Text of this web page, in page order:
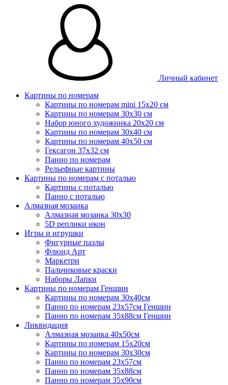
Личный кабинет
Картины по номерам
Картины по номерам mini 15х20 см
Картины по номерам 30x30 см
Набор юного художника 20х20 см
Картины по номерам 30х40 см
Картины по номерам 40х50 см
Гексагон 37х32 см
Панно по номерам
Рельефные картины
Картины по номерам с поталью
Картины с поталью
Панно с поталью
Алмазная мозаика
Алмазная мозаика 30х30
5D реплики икон
Игры и игрушки
Фигурные пазлы
Флюид Арт
Маркетри
Пальчиковые краски
Наборы Лапки
Картины по номерам Геншин
Картины по номерам 30х40см
Панно по номерам 23х57см Геншин
Панно по номерам 35х88см Геншин
Ликвидация
Алмазная мозаика 40х50см
Картины по номерам 15х20см
Картины по номерам 30х30см
Панно по номерам 23х57см
Панно по номерам 35х88см
Панно по номерам 35х90см